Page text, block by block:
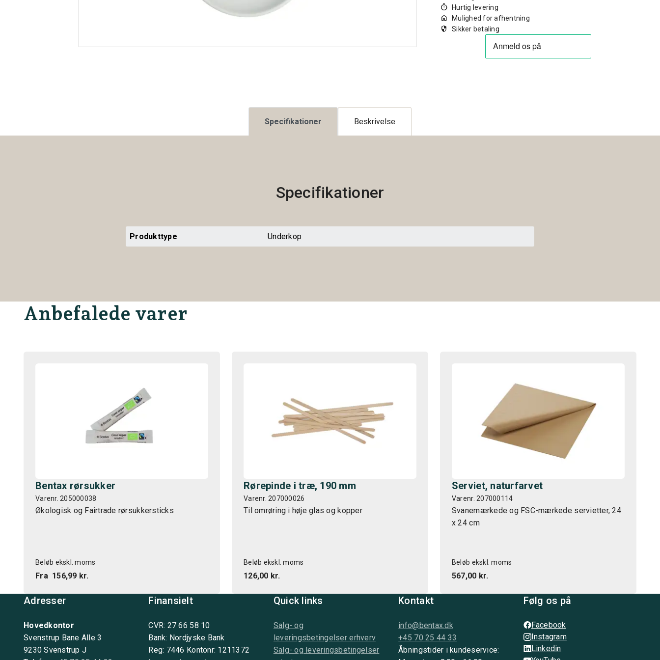
timer Hurtig levering
home Mulighed for afhentning
security Sikker betaling
Specifikationer Beskrivelse
Specifikationer
Produkttype Underkop
Anbefalede varer
Bentax rørsukker
Varenr. 205000038
Økologisk og Fairtrade rørsukkersticks
Beløb ekskl. moms
Fra 156,99 kr.
Rørepinde i træ, 190 mm
Varenr. 207000026
Til omrøring i høje glas og kopper
Beløb ekskl. moms
126,00 kr.
Serviet, naturfarvet
Varenr. 207000114
Svanemærkede og FSC-mærkede servietter, 24
x 24 cm
Beløb ekskl. moms
567,00 kr.
Adresser
Hovedkontor
Svenstrup Bane Alle 3
9230 Svenstrup J
Finansielt
CVR: 27 66 58 10
Bank: Nordjyske Bank
Reg: 7446 Kontonr: 1211372
Quick links
Salg- og
leveringsbetingelser erhverv
Salg- og leveringsbetingelser
Kontakt
info@bentax.dk
+45 70 25 44 33
Åbningstider i kundeservice:
Følg os på
Facebook
Instagram
Linkedin